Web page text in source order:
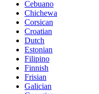
Cebuano
Chichewa
Corsican
Croatian
Dutch
Estonian
Filipino
Finnish
Frisian
Galician